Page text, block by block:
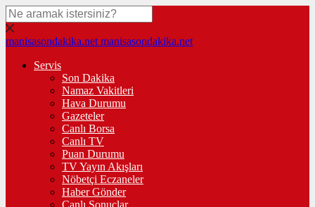
manisasondakika.net manisasondakika.net
Servis
Son Dakika
Namaz Vakitleri
Hava Durumu
Gazeteler
Canlı Borsa
Canlı TV
Puan Durumu
TV Yayın Akışları
Nöbetçi Eczaneler
Haber Gönder
Canlı Sonuçlar